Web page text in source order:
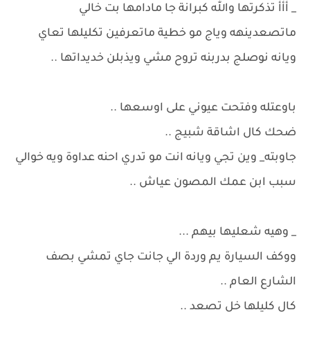
_ أأأ تذكرتها والله كبرانة جا مادامها بت خالي
ماتصعدينهه وياج مو خطية ماتعرفين تكليلها تعاي
ويانه نوصلج بدربنه تروح مشي ويذبلن خديداتها ..
باوعتله وفتحت عيوني على اوسعها ..
ضحك كال اشاقة شبيج ..
جاوبته_ وين تجي ويانه انت مو تدري احنه عداوة ويه خوالي
سبب ابن عمك المصون عياش ..
_ وهيه شعليها بيهم ...
ووكف السيارة يم وردة الي جانت جاي تمشي بصف
الشارع العام ..
كال كليلها خل تصعد ..